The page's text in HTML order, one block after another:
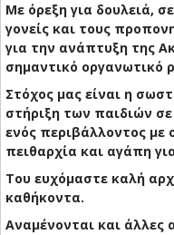
Με όρεξη για δουλειά,
γονείς και τους
για την ανάπτυξη της
σημαντικό οργανωτικό
Στόχος μας είναι η
στήριξη των παιδιών
ενός περιβάλλοντος με
πειθαρχία και αγάπη
Του ευχόμαστε καλή
καθήκοντα.
Αναμένονται και άλλες